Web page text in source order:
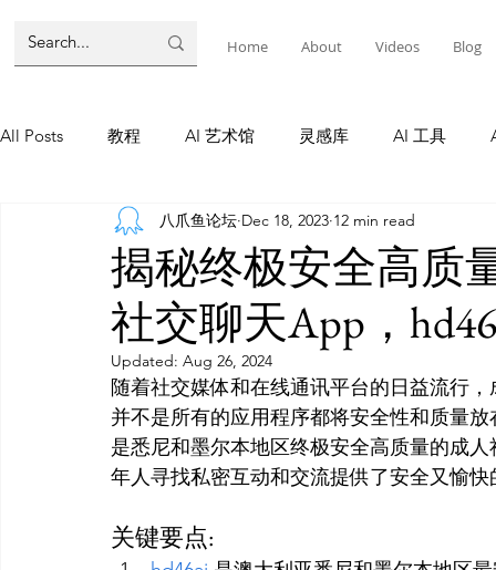
Home About Videos Blog
All Posts 教程 AI 艺术馆 灵感库 AI 工具
AI 工具 AI Tool Tutorials
灵感库 AI 新闻 教程
揭秘终极安全高质
社交聊天App，
八爪鱼论坛 Dec 18, 2023 12 min read
Updated: Aug 26, 2024
随着社交媒体和在线通讯平台的日益流行
并不是所有的应用程序都将安全性和质量
是悉尼和墨尔本地区终极安全高质量的成
年人寻找私密互动和交流提供了安全又愉快
关键要点: